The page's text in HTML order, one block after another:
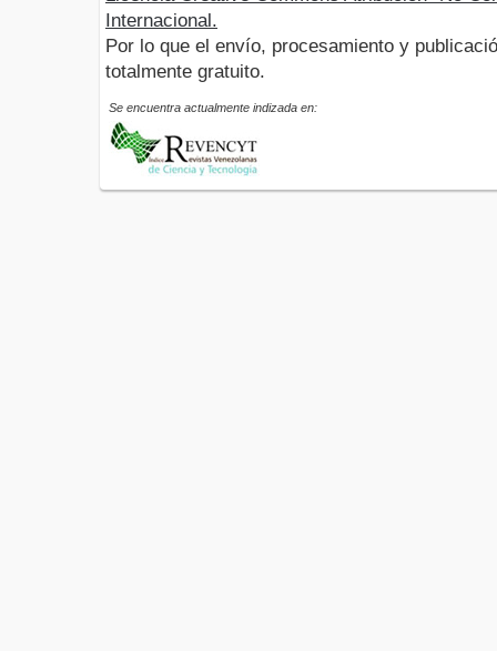
Internacional.
Por lo que el envío, procesamiento y
totalmente gratuito.
Se encuentra actualmente indizada en: